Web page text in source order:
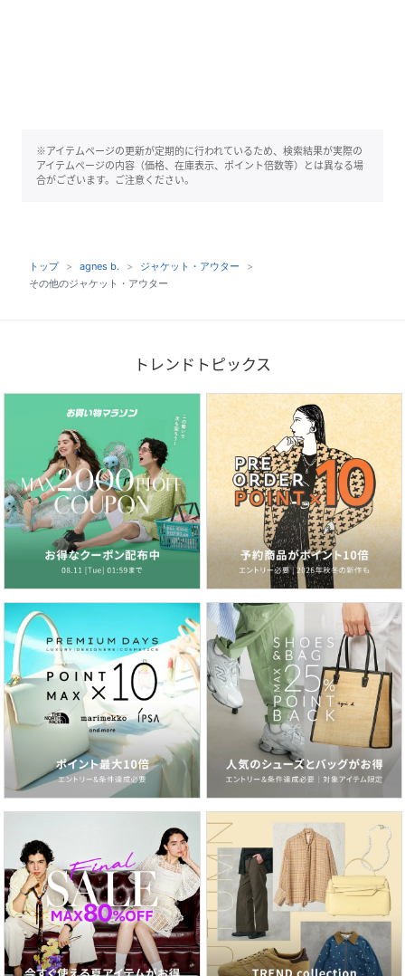
※アイテムページの更新が定期的に行われているため、検索結果が実際の
アイテムページの内容（価格、在庫表示、ポイント倍数等）とは異なる場
合がございます。ご注意ください。
トップ agnes b.
ジャケット・アウター
その他のジャケット・アウター
トレンドトピックス